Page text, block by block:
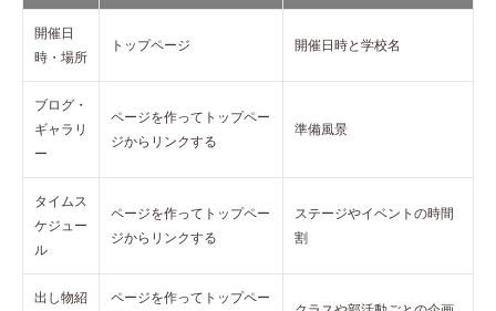
べき
注意
点
写真
や個
7.2
仕組
開催日
時・場所
トップページ 開催日時と学校名
ブログ・
ギャラリ
ー
ページを作ってトップペー
ジからリンクする
準備風景
タイムス
ケジュー
ル
ページを作ってトップペー
ジからリンクする
ステージやイベントの時間
割
出し物紹
ページを作ってトップペー